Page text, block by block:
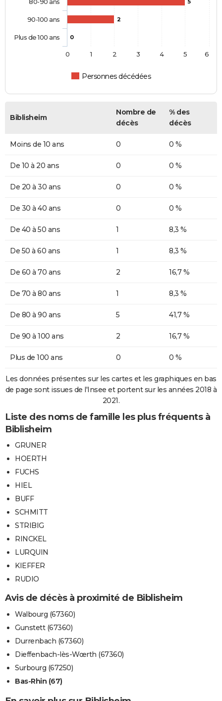
5
2
0
Personnes décédées
90-100 ans
Plus de 100 ans
0 1 2 3 4 5 6
Biblisheim
Nombre de
décès
% des
décès
Moins de 10 ans 0 0 %
De 10 à 20 ans 0 0 %
De 20 à 30 ans 0 0 %
De 30 à 40 ans 0 0 %
De 40 à 50 ans 1 8,3 %
De 50 à 60 ans 1 8,3 %
De 60 à 70 ans 2 16,7 %
De 70 à 80 ans 1 8,3 %
De 80 à 90 ans 5 41,7 %
De 90 à 100 ans 2 16,7 %
Plus de 100 ans 0 0 %
Les données présentes sur les cartes et les graphiques en bas
de page sont issues de l'Insee et portent sur les années 2018 à
2021.
Liste des noms de famille les plus fréquents à
Biblisheim
GRUNER
HOERTH
FUCHS
HIEL
BUFF
SCHMITT
STRIBIG
RINCKEL
LURQUIN
KIEFFER
RUDIO
Avis de décès à proximité de Biblisheim
Walbourg (67360)
Gunstett (67360)
Durrenbach (67360)
Dieffenbach-lès-Wœrth (67360)
Surbourg (67250)
Bas-Rhin (67)